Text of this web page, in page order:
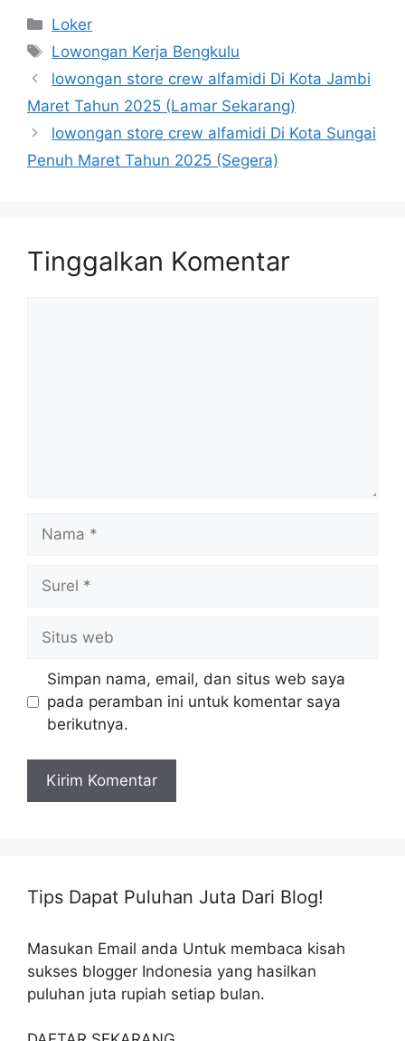
Kategori
Loker
Tag
Lowongan Kerja Bengkulu
lowongan store crew alfamidi Di Kota Jambi
Maret Tahun 2025 (Lamar Sekarang)
lowongan store crew alfamidi Di Kota Sungai
Penuh Maret Tahun 2025 (Segera)
Tinggalkan Komentar
Nama
Surel
Situs
web
Simpan nama, email, dan situs web saya
pada peramban ini untuk komentar saya
berikutnya.
Tips Dapat Puluhan Juta Dari Blog!
Masukan Email anda Untuk membaca kisah
sukses blogger Indonesia yang hasilkan
puluhan juta rupiah setiap bulan.